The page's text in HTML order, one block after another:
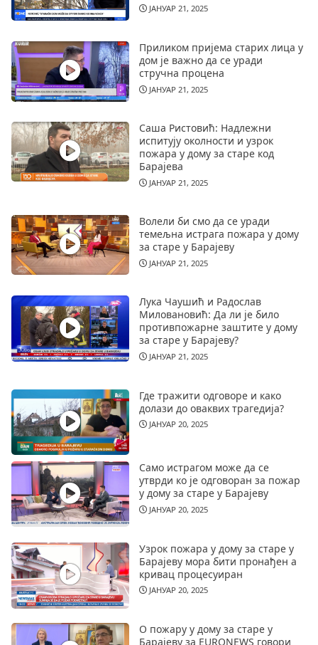
ЈАНУАР 21, 2025
Приликом пријема старих лица у
дом је важно да се уради
стручна процена
ЈАНУАР 21, 2025
Саша Ристовић: Надлежни
испитују околности и узрок
пожара у дому за старе код
Барајева
ЈАНУАР 21, 2025
Волели би смо да се уради
темељна истрага пожара у дому
за старе у Барајеву
ЈАНУАР 21, 2025
Лука Чаушић и Радослав
Миловановић: Да ли је било
противпожарне заштите у дому
за старе у Барајеву?
ЈАНУАР 21, 2025
Где тражити одговоре и како
долази до оваквих трагедија?
ЈАНУАР 20, 2025
Само истрагом може да се
утврди ко је одговоран за пожар
у дому за старе у Барајеву
ЈАНУАР 20, 2025
Узрок пожара у дому за старе у
Барајеву мора бити пронађен а
кривац процесуиран
ЈАНУАР 20, 2025
О пожару у дому за старе у
Барајеву за EURONEWS говори